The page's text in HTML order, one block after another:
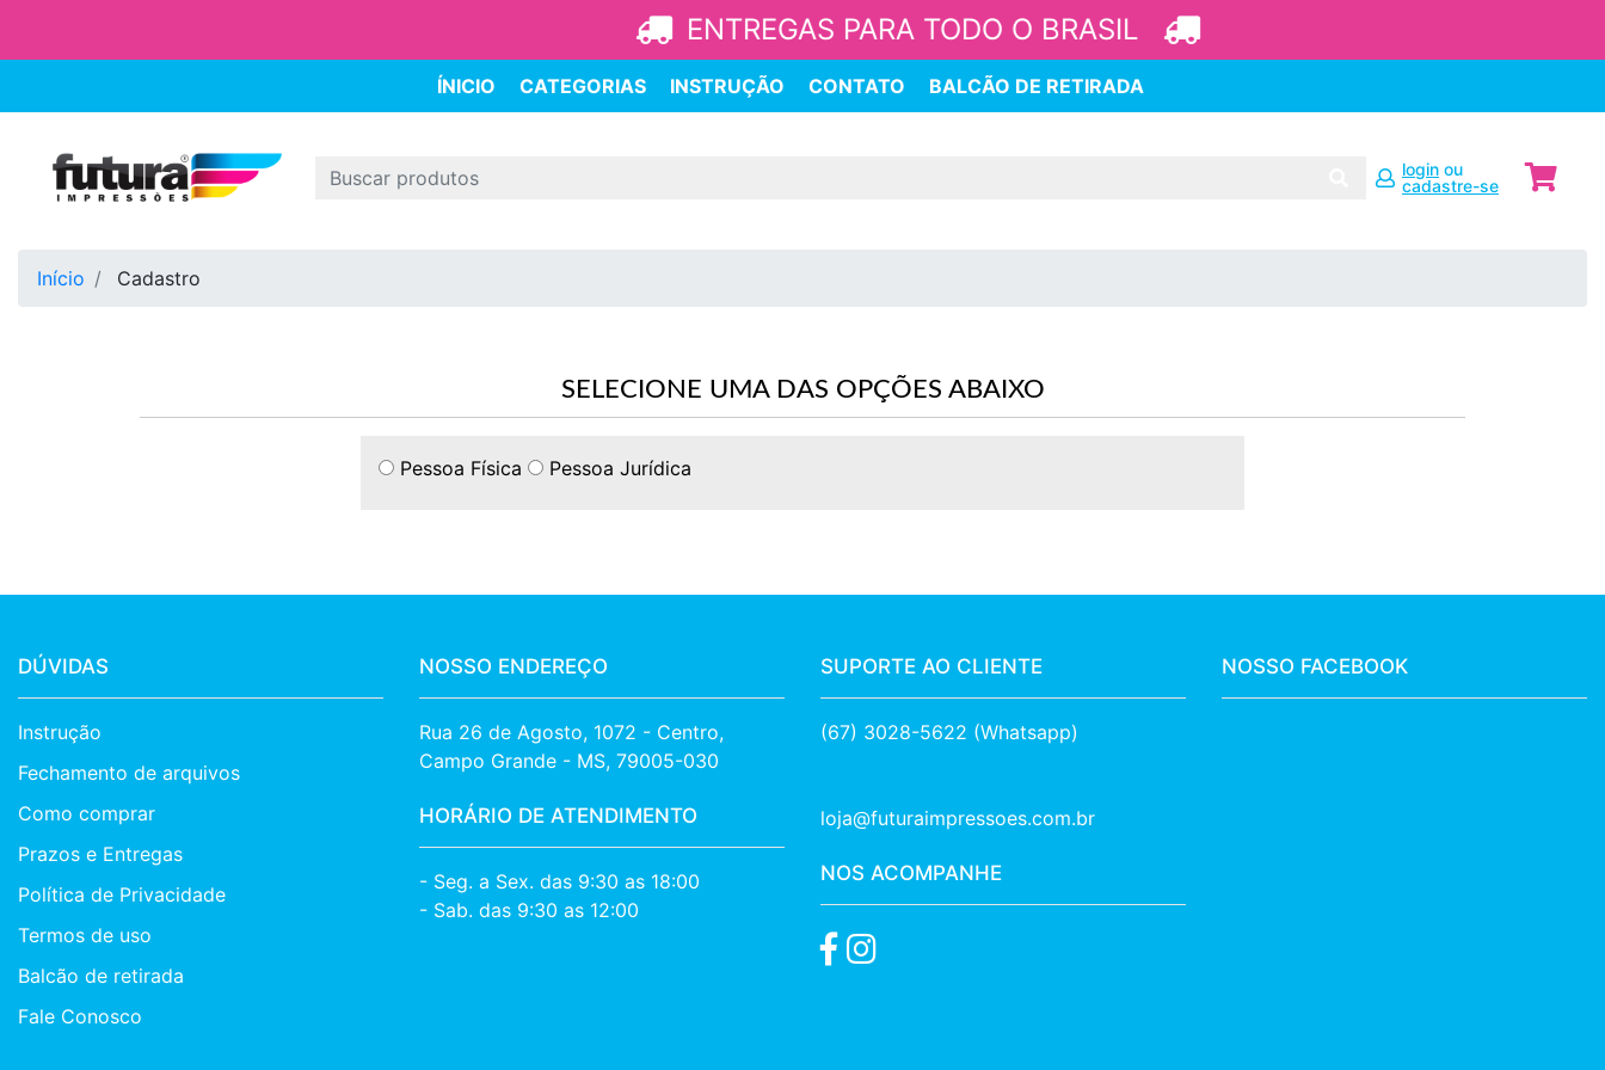
ENTREGAS PARA TODO O BRASIL
ÍNICIO CATEGORIAS INSTRUÇÃO CONTATO BALCÃO DE RETIRADA
login ou
cadastre-se
Início Cadastro
SELECIONE UMA DAS OPÇÕES ABAIXO
Pessoa Física Pessoa Jurídica
DÚVIDAS
Instrução
Fechamento de arquivos
Como comprar
Prazos e Entregas
Política de Privacidade
Termos de uso
Balcão de retirada
Fale Conosco
NOSSO ENDEREÇO
Rua 26 de Agosto, 1072 - Centro,
Campo Grande - MS, 79005-030
HORÁRIO DE ATENDIMENTO
- Seg. a Sex. das 9:30 as 18:00
- Sab. das 9:30 as 12:00
SUPORTE AO CLIENTE
(67) 3028-5622 (Whatsapp)
loja@futuraimpressoes.com.br
NOS ACOMPANHE
NOSSO FACEBOOK